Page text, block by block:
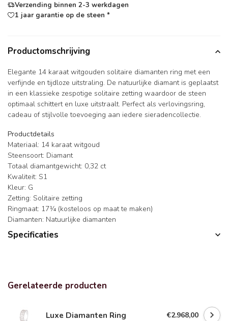
Verzending binnen 2-3 werkdagen
1 jaar garantie op de steen *
Productomschrijving
Elegante 14 karaat witgouden solitaire diamanten ring met een
verfijnde en tijdloze uitstraling. De natuurlijke diamant is geplaatst
in een klassieke zespotige solitaire zetting waardoor de steen
optimaal schittert en luxe uitstraalt. Perfect als verlovingsring,
cadeau of stijlvolle toevoeging aan iedere sieradencollectie.
Productdetails
Materiaal: 14 karaat witgoud
Steensoort: Diamant
Totaal diamantgewicht: 0,32 ct
Kwaliteit: S1
Kleur: G
Zetting: Solitaire zetting
Ringmaat: 17¼ (kosteloos op maat te maken)
Diamanten: Natuurlijke diamanten
Specificaties
Gerelateerde producten
Luxe Diamanten Ring €2.968,00